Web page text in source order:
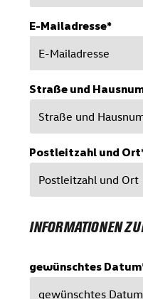
E-Mailadresse*
Straße und
Postleitzahl und
INFORMATIONEN
gewünschtes